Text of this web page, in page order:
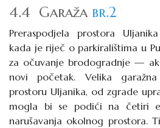
4.4 Garaža br.2
Preraspodjela prostora
kada je riječ o parkiralištima u
za očuvanje brodogradnje —
novi početak. Velika
prostoru Uljanika, od zgrade
mogla bi se podići na četiri
narušavanja okolnog prostora.